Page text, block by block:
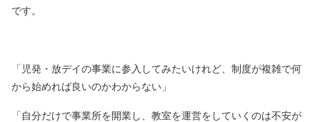
です。
「児発・放デイの事業に参入してみたいけれど、制度が複雑で何
から始めれば良いのかわからない」
「自分だけで事業所を開業し、教室を運営をしていくのは不安が